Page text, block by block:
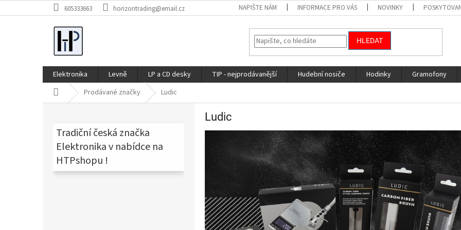
na
605333663 horizontrading@email.cz NAPIŠTE NÁM INFORMACE PRO VÁS NOVINKY
HLEDAT
Elektronika Levně LP a CD desky TIP - nejprodávanější Hudební nosiče Hodinky Gramofony
Domů Prodávané značky Ludic
Tradiční česká značka
Elektronika v nabídce na
HTPshopu !
Ludic